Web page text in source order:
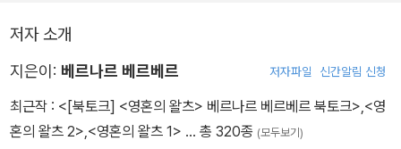
저자 소개
지은이: 베르나르 베르베르 저자파일 신간알림 신청
최근작 : <[북토크] <영혼의 왈츠> 베르나르 베르베르 북토크> <영
혼의 왈츠 2> <영혼의 왈츠 1> … 총 320종 (모두보기)